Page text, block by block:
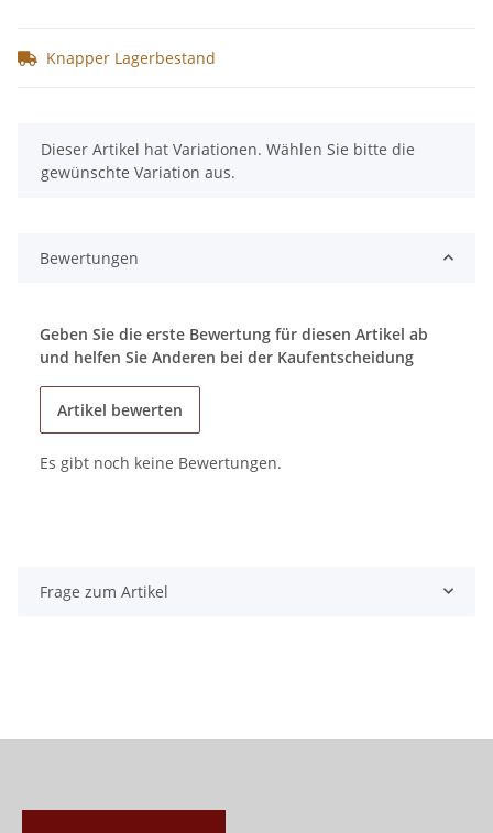
Knapper Lagerbestand
x
Dieser Artikel hat Variationen. Wählen Sie bitte die
gewünschte Variation aus.
Bewertungen
Geben Sie die erste Bewertung für diesen Artikel ab
und helfen Sie Anderen bei der Kaufentscheidung
Artikel bewerten
Es gibt noch keine Bewertungen.
Frage zum Artikel